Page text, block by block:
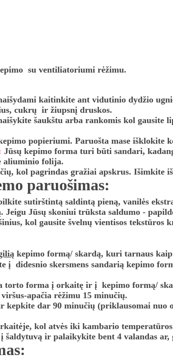
su ventiliatoriumi rėžimu.
kaitinkite ant vidutinio dydžio
cukrų  ir žiupsnį druskos.
šaukštu arba rankomis kol gausite
popieriumi. Paruošta mase išklokite
Jūsų kepimo forma turi būti sandari,
aliuminio folija.
kol pagrindas gražiai apskrus. Išimkite
paruošimas:
sutirštintą saldintą pieną, vanilės
Jeigu Jūsų skoniui trūksta saldumo -
kol gausite švelnų vientisos tekstūros
kepimo formą/ skardą, kuri tarnaus
apačia rėžimu 15 minučių.
kepkite dar 90 minučių (priklausomai
kol atvės iki kambario
šaldytuvą ir palaikykite bent 4 valandas